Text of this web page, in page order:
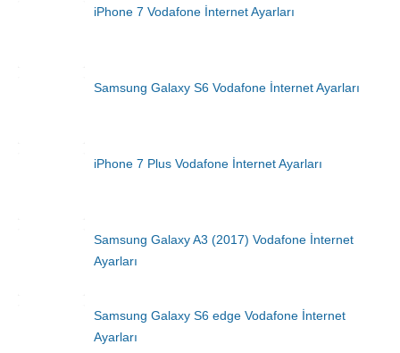
iPhone 7 Vodafone İnternet Ayarları
Samsung Galaxy S6 Vodafone İnternet Ayarları
iPhone 7 Plus Vodafone İnternet Ayarları
Samsung Galaxy A3 (2017) Vodafone İnternet
Ayarları
Samsung Galaxy S6 edge Vodafone İnternet
Ayarları